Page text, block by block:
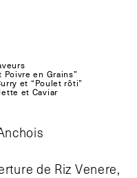
Poivre en Grains”
et “Poulet rôti”
et Caviar
de Riz Venere,